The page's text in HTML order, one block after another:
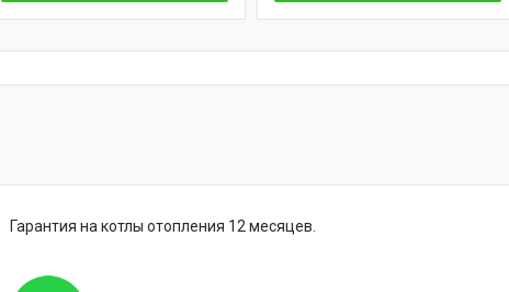
Гарантия на котлы отопления 12 месяцев.